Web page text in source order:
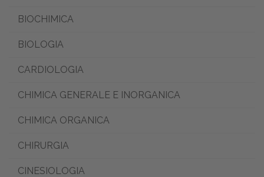
BIOCHIMICA
BIOLOGIA
CARDIOLOGIA
CHIMICA GENERALE E INORGANICA
CHIMICA ORGANICA
CHIRURGIA
CINESIOLOGIA